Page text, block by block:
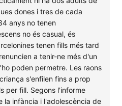
dones i tres de cada
anys no tenen
no és casual, és
tenen fills més tard
a tenir-ne més d'un
poden permetre. Les raons
s'enfilen fins a prop
per fill. Segons l'informe
la infància i l'adolescència de